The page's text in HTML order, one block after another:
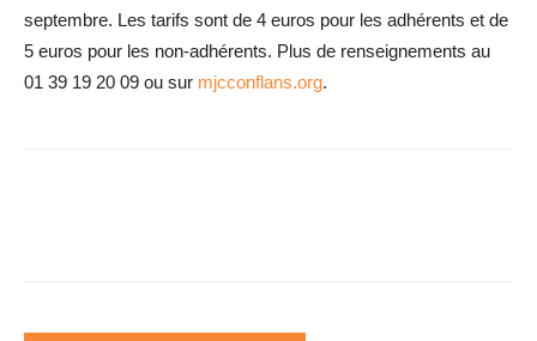
septembre. Les tarifs sont de 4 euros pour les adhérents et de
5 euros pour les non-adhérents. Plus de renseignements au
01 39 19 20 09 ou sur mjcconflans.org.